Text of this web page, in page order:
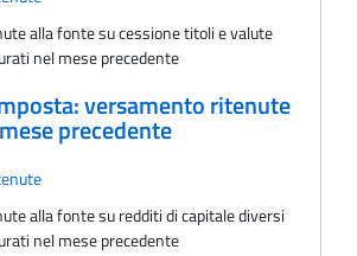
alla fonte su cessione titoli e valute
nel mese precedente
versamento ritenute
precedente
alla fonte su redditi di capitale diversi
nel mese precedente